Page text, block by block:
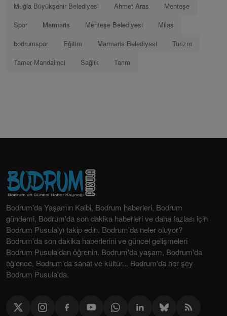
Muğla Büyükşehir Belediyesi
Ahmet Aras
Menteşe
Spor
Marmaris Menteşe Belediyesi
Milas
bodrumspor
Eğitim Marmaris Belediyesi
Turizm
Tamer Mandalinci
Sağlık Tarım
Bodrum'da Yaşamın Kalbi. Bodrum haberleri, Bodrum
gündemi, Bodrum'da son dakika haberleri ve daha fazlası için
Bodrum Pusula'yı takip edin. Bodrum'da neler oluyor?
Bodrum'da son dakika haberlerini ve güncel gelişmeleri
Bodrum Pusula'dan öğrenin. Bodrum'da yaşam, Bodrum'da
eğlence, Bodrum'da sanat ve kültür... Bodrum'da her şey
Bodrum Pusula'da.